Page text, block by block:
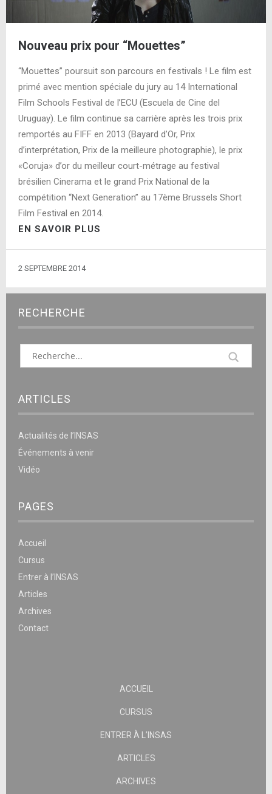
Nouveau prix pour “Mouettes”
“Mouettes” poursuit son parcours en festivals ! Le film est
primé avec mention spéciale du jury au 14 International
Film Schools Festival de l’ECU (Escuela de Cine del
Uruguay). Le film continue sa carrière après les trois prix
remportés au FIFF en 2013 (Bayard d’Or, Prix
d’interprétation, Prix de la meilleure photographie), le prix
«Coruja» d’or du meilleur court-métrage au festival
brésilien Cinerama et le grand Prix National de la
compétition “Next Generation” au 17ème Brussels Short
Film Festival en 2014.
EN SAVOIR PLUS
2 SEPTEMBRE 2014
RECHERCHE
ARTICLES
Actualités de l’INSAS
Événements à venir
Vidéo
PAGES
Accueil
Cursus
Entrer à l’INSAS
Articles
Archives
Contact
ACCUEIL
CURSUS
ENTRER À L’INSAS
ARTICLES
ARCHIVES